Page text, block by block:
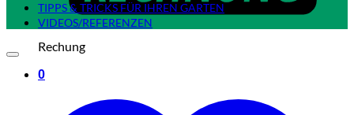
Rechung
0
TIPPS & TRICKS FÜR IHREN GARTEN
VIDEOS/REFERENZEN